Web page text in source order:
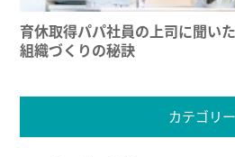
育休取得パパ社員の上司に聞い
組織づくりの秘訣
カテゴリー